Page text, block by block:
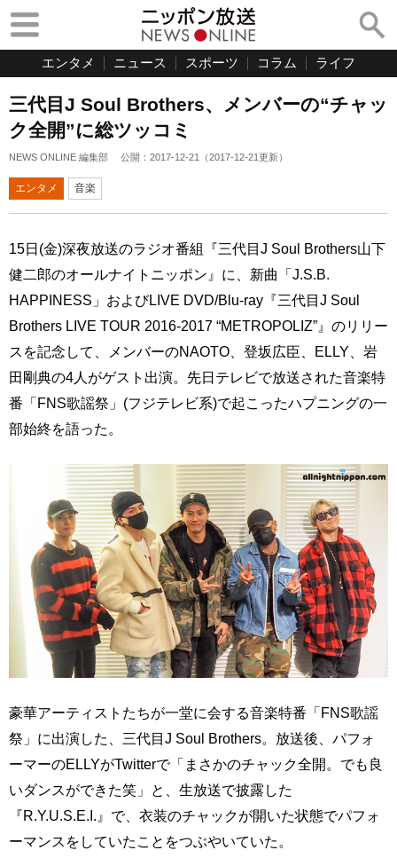
エンタメ ニュース スポーツ コラム ライフ
三代目J Soul Brothers、メンバーの“チャッ
ク全開”に総ツッコミ
NEWS ONLINE 編集部 公開： 2017-12-21 （2017-12-21更新）
エンタメ 音楽
15日(金)深夜放送のラジオ番組『三代目J Soul Brothers山下
健二郎のオールナイトニッポン』に、新曲「J.S.B.
HAPPINESS」およびLIVE DVD/Blu-ray『三代目J Soul
Brothers LIVE TOUR 2016-2017 “METROPOLIZ”』のリリー
スを記念して、メンバーのNAOTO、登坂広臣、ELLY、岩
田剛典の4人がゲスト出演。先日テレビで放送された音楽特
番「FNS歌謡祭」(フジテレビ系)で起こったハプニングの一
部始終を語った。
豪華アーティストたちが一堂に会する音楽特番「FNS歌謡
祭」に出演した、三代目J Soul Brothers。放送後、パフォ
ーマーのELLYがTwitterで「まさかのチャック全開。でも良
いダンスができた笑」と、生放送で披露した
『R.Y.U.S.E.I.』で、衣装のチャックが開いた状態でパフォ
ーマンスをしていたことをつぶやいていた。